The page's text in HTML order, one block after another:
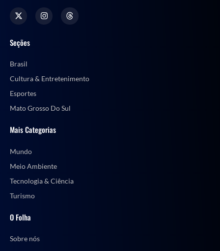
Seções
Brasil
Cultura & Entretenimento
Esportes
Mato Grosso Do Sul
Mais Categorias
Mundo
Meio Ambiente
Tecnologia & Ciência
Turismo
O Folha
Sobre nós